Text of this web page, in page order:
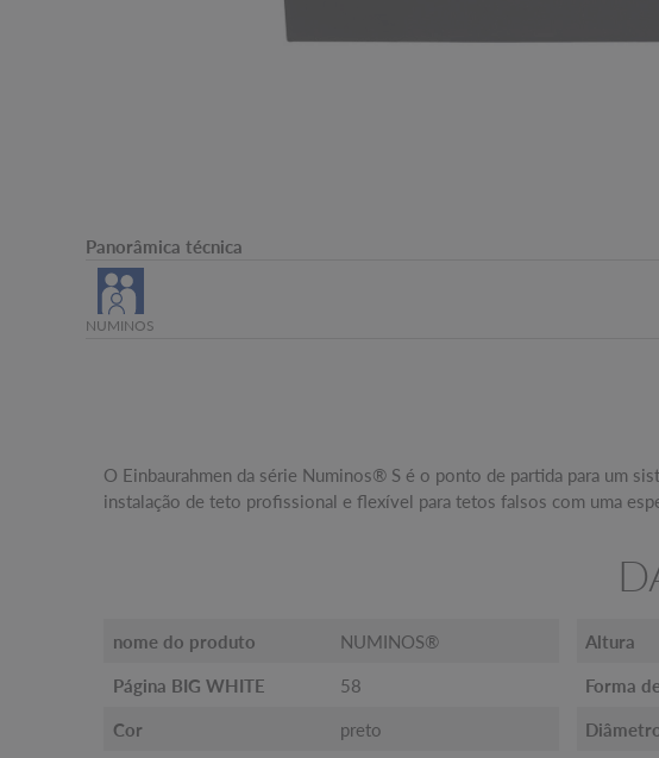
Panorâmica técnica
NUMINOS
O Einbaurahmen da série Numinos® S é o ponto de partida para um
instalação de teto profissional e flexível para tetos falsos com uma
nome do produto NUMINOS®
Página BIG WHITE 58
Cor preto
Altura
Forma